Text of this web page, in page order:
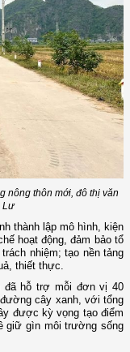
nông thôn mới, đô thị văn
Lư
thành lập mô hình, kiện
hoạt động, đảm bảo tổ
nhiệm; tạo nền tảng
thiết thực.
đã hỗ trợ mỗi đơn vị 40
cây xanh, với tổng
được kỳ vọng tạo điểm
giữ gìn môi trường sống